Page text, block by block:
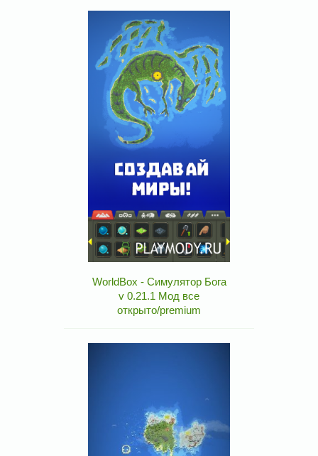
WorldBox - Симулятор Бога
v 0.21.1 Мод все
открыто/premium